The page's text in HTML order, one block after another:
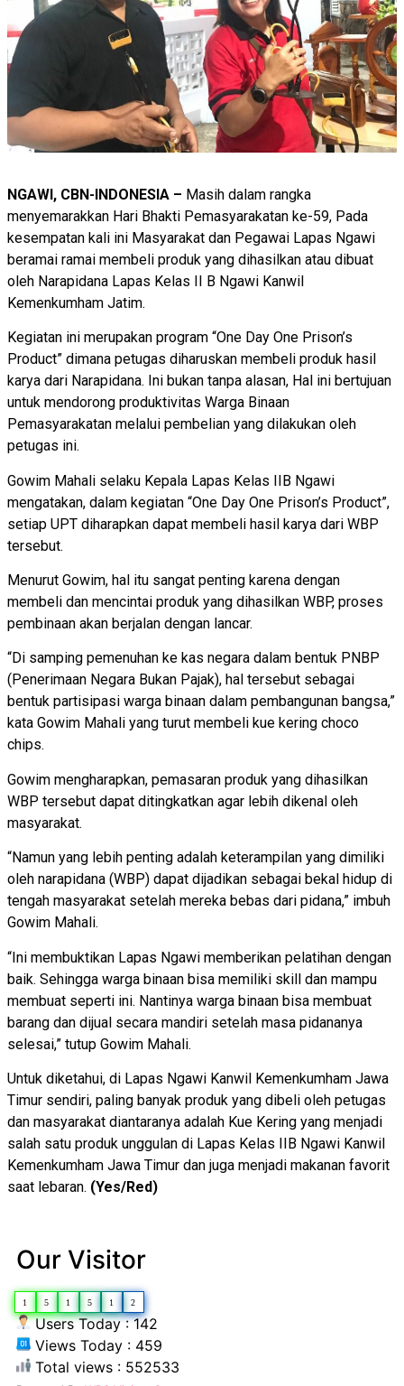
NGAWI, CBN-INDONESIA – Masih dalam rangka
menyemarakkan Hari Bhakti Pemasyarakatan ke-59, Pada
kesempatan kali ini Masyarakat dan Pegawai Lapas Ngawi
beramai ramai membeli produk yang dihasilkan atau dibuat
oleh Narapidana Lapas Kelas II B Ngawi Kanwil
Kemenkumham Jatim.
Kegiatan ini merupakan program “One Day One Prison’s
Product” dimana petugas diharuskan membeli produk hasil
karya dari Narapidana. Ini bukan tanpa alasan, Hal ini bertujuan
untuk mendorong produktivitas Warga Binaan
Pemasyarakatan melalui pembelian yang dilakukan oleh
petugas ini.
Gowim Mahali selaku Kepala Lapas Kelas IIB Ngawi
mengatakan, dalam kegiatan “One Day One Prison’s Product”,
setiap UPT diharapkan dapat membeli hasil karya dari WBP
tersebut.
Menurut Gowim, hal itu sangat penting karena dengan
membeli dan mencintai produk yang dihasilkan WBP, proses
pembinaan akan berjalan dengan lancar.
“Di samping pemenuhan ke kas negara dalam bentuk PNBP
(Penerimaan Negara Bukan Pajak), hal tersebut sebagai
bentuk partisipasi warga binaan dalam pembangunan bangsa,”
kata Gowim Mahali yang turut membeli kue kering choco
chips.
Gowim mengharapkan, pemasaran produk yang dihasilkan
WBP tersebut dapat ditingkatkan agar lebih dikenal oleh
masyarakat.
“Namun yang lebih penting adalah keterampilan yang dimiliki
oleh narapidana (WBP) dapat dijadikan sebagai bekal hidup di
tengah masyarakat setelah mereka bebas dari pidana,” imbuh
Gowim Mahali.
“Ini membuktikan Lapas Ngawi memberikan pelatihan dengan
baik. Sehingga warga binaan bisa memiliki skill dan mampu
membuat seperti ini. Nantinya warga binaan bisa membuat
barang dan dijual secara mandiri setelah masa pidananya
selesai,” tutup Gowim Mahali.
Untuk diketahui, di Lapas Ngawi Kanwil Kemenkumham Jawa
Timur sendiri, paling banyak produk yang dibeli oleh petugas
dan masyarakat diantaranya adalah Kue Kering yang menjadi
salah satu produk unggulan di Lapas Kelas IIB Ngawi Kanwil
Kemenkumham Jawa Timur dan juga menjadi makanan favorit
saat lebaran. (Yes/Red)
Our Visitor
1 5 1 5 1 2
Users Today : 142
Views Today : 459
Total views : 552533